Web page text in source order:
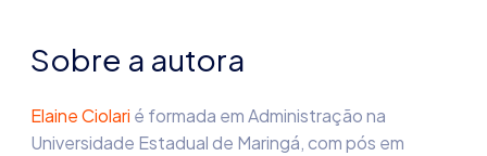
Sobre a autora
Elaine Ciolari é formada em Administração na
Universidade Estadual de Maringá, com pós em